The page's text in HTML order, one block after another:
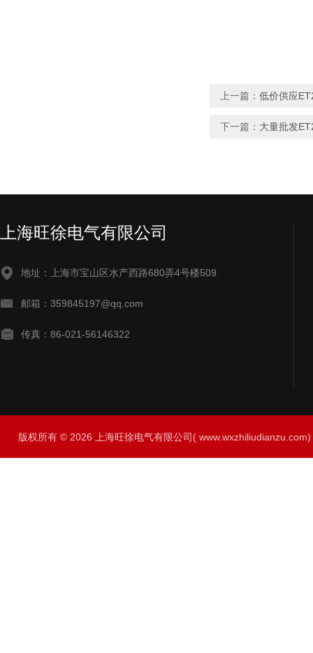
上一篇： 低价供应
下一篇： 大量批发
上海旺徐电气有限公司
地址：上海市宝山区水产西路680弄4号楼509
邮箱：359845197@qq.com
传真：86-021-56146322
版权所有 © 2026 上海旺徐电气有限公司(